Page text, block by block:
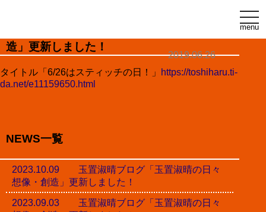
t
o
g
g
menu
造」更新しました！
2019.06.26
タイトル「6/26はスティッチの日！」
https://toshiharu.ti-
da.net/e11159650.html
NEWS一覧
2023.10.09 玉置淑晴ブログ「玉置淑晴の日々
想像・創造」更新しました！
2023.09.03 玉置淑晴ブログ「玉置淑晴の日々